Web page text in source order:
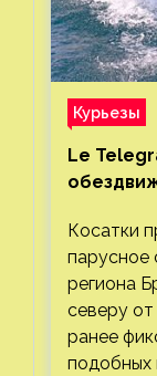
Курьезы
Le
Косатки
парусное
региона
северу
ранее
подобных